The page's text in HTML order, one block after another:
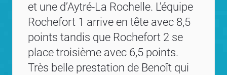
et une d’Aytré-La Rochelle. L’équipe
Rochefort 1 arrive en tête avec 8,5
points tandis que Rochefort 2 se
place troisième avec 6,5 points.
Très belle prestation de Benoît qui